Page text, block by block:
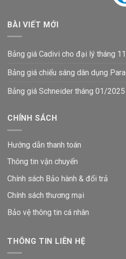
BÀI VIẾT MỚI
Bảng giá Cadivi cho đại lý tháng
Bảng giá chiếu sáng dân dụng
Bảng giá Schneider tháng 01/2025
CHÍNH SÁCH
Hướng dẫn thanh toán
Thông tin vận chuyển
Chính sách Bảo hành & đổi trả
Chính sách thương mại
Bảo vệ thông tin cá nhân
THÔNG TIN LIÊN HỆ